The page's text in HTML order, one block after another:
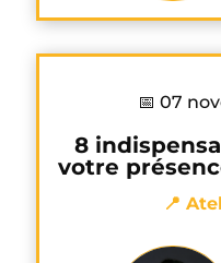
📅 07
8
votre
📍